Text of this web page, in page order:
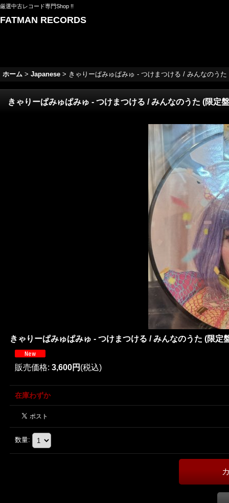
厳選中古レコード専門Shop !!
FATMAN RECORDS
ホーム > Japanese > きゃりーぱみゅぱみゅ - つけまつける / みんなのう
きゃりーぱみゅぱみゅ - つけまつける / みんなのうた (限
きゃりーぱみゅぱみゅ - つけまつける / みんなのうた (限
販売価格: 3,600円 (税込)
在庫わずか
数量: